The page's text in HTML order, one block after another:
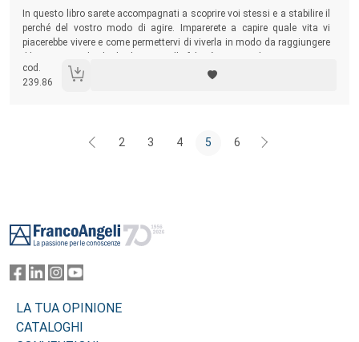
Sommario:
In questo libro sarete accompagnati a scoprire voi stessi e a stabilire il
perché del vostro modo di agire. Imparerete a capire quale vita vi
piacerebbe vivere e come permettervi di viverla in modo da raggiungere
cod.
239.86
2 3 4 5 6
LA TUA OPINIONE
CATALOGHI